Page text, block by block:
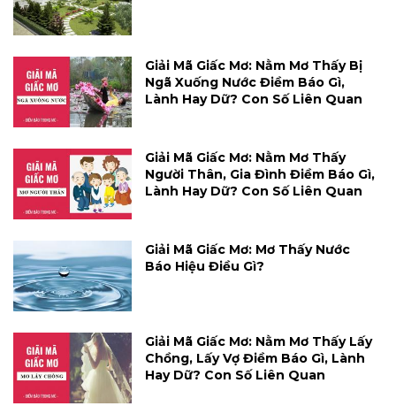
Giải Mã Giấc Mơ: Nằm Mơ Thấy Bị
Ngã Xuống Nước Điềm Báo Gì,
Lành Hay Dữ? Con Số Liên Quan
Giải Mã Giấc Mơ: Nằm Mơ Thấy
Người Thân, Gia Đình Điềm Báo Gì,
Lành Hay Dữ? Con Số Liên Quan
Giải Mã Giấc Mơ: Mơ Thấy Nước
Báo Hiệu Điều Gì?
Giải Mã Giấc Mơ: Nằm Mơ Thấy Lấy
Chồng, Lấy Vợ Điềm Báo Gì, Lành
Hay Dữ? Con Số Liên Quan